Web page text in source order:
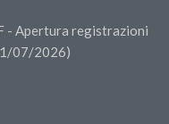
- Apertura registrazioni
07/2026)